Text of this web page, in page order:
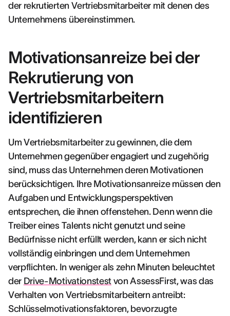
der rekrutierten Vertriebsmitarbeiter mit denen des
Unternehmens übereinstimmen.
Motivationsanreize bei der
Rekrutierung von
Vertriebsmitarbeitern
identifizieren
Um Vertriebsmitarbeiter zu gewinnen, die dem
Unternehmen gegenüber engagiert und zugehörig
sind, muss das Unternehmen deren Motivationen
berücksichtigen. Ihre Motivationsanreize müssen den
Aufgaben und Entwicklungsperspektiven
entsprechen, die ihnen offenstehen. Denn wenn die
Treiber eines Talents nicht genutzt und seine
Bedürfnisse nicht erfüllt werden, kann er sich nicht
vollständig einbringen und dem Unternehmen
verpflichten. In weniger als zehn Minuten beleuchtet
der Drive-Motivationstest von AssessFirst, was das
Verhalten von Vertriebsmitarbeitern antreibt:
Schlüsselmotivationsfaktoren, bevorzugte